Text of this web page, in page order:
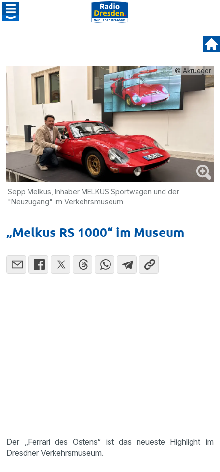
© Akrueger
Sepp Melkus, Inhaber MELKUS Sportwagen und der
"Neuzugang" im Verkehrsmuseum
„Melkus RS 1000“ im Museum
Der „Ferrari des Ostens“ ist das neueste Highlight im
Dresdner Verkehrsmuseum.